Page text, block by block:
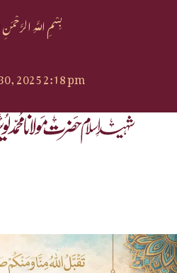
بِسْمِ اللَّهِ
2025 2:18 pm